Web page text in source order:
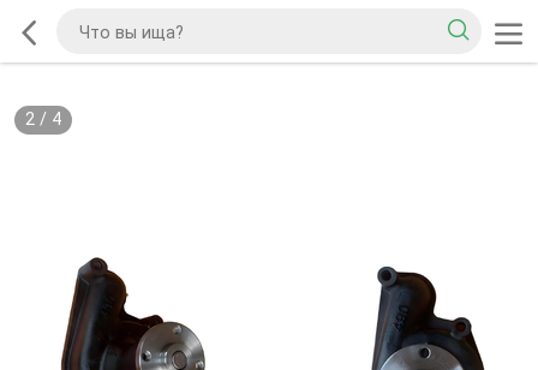
2/ 4